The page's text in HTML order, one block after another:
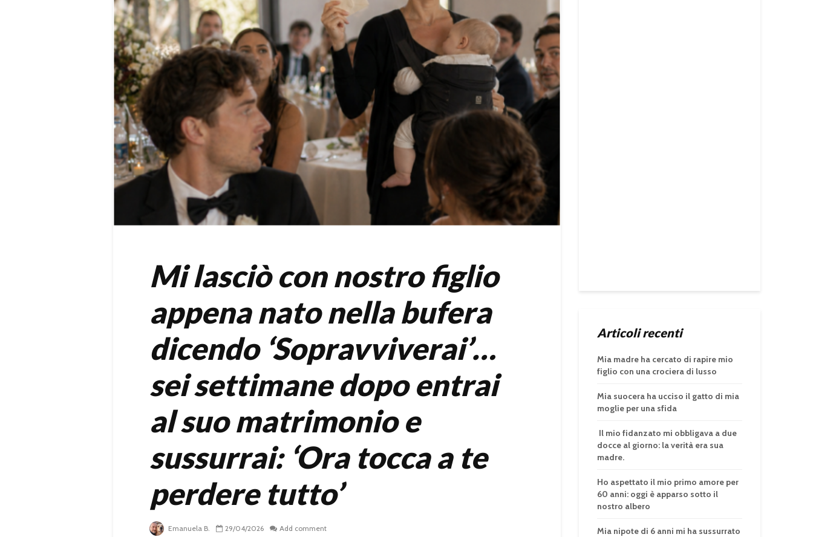
Mi lasciò con nostro figlio
appena nato nella bufera
dicendo ‘Sopravviverai’…
sei settimane dopo entrai
al suo matrimonio e
sussurrai: ‘Ora tocca a te
perdere tutto’
Emanuela B. 29/04/2026 Add comment
Articoli recenti
Mia madre ha cercato di rapire mio
figlio con una crociera di lusso
Mia suocera ha ucciso il gatto di mia
moglie per una sfida
Il mio fidanzato mi obbligava a due
docce al giorno: la verità era sua
madre.
Ho aspettato il mio primo amore per
60 anni: oggi è apparso sotto il
nostro albero
Mia nipote di 6 anni mi ha sussurrato